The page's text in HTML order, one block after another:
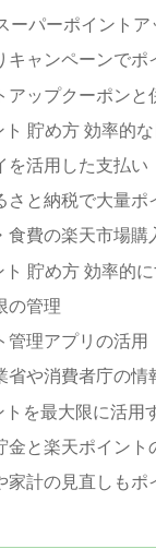
ーパーポイント
キャンペーンでポ
アップクーポンと
ト 貯め方 効率的
を活用した支払い
さと納税で大量ポ
食費の楽天市場購
ト 貯め方 効率的
の管理
管理アプリの活用
省や消費者庁の情
トを最大限に活用
金と楽天ポイント
家計の見直しもポ